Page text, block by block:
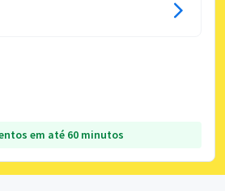
em até 60 minutos